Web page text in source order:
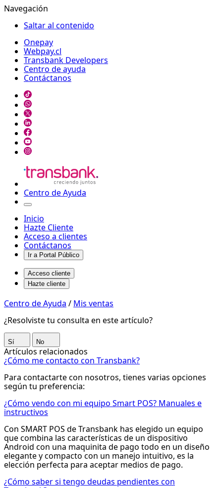
Navegación
Saltar al contenido
Onepay
Webpay.cl
Transbank Developers
Centro de ayuda
Contáctanos
Centro de Ayuda
Inicio
Hazte Cliente
Acceso a clientes
Contáctanos
Ir a Portal Público
Acceso cliente
Hazte cliente
¿Cómo
descargar
las
ventas
realizadas
con
Transbank?
-
Centro
de
ayuda
Centro de Ayuda / Mis ventas
¿Resolviste tu consulta en este artículo?
Sí No
Artículos relacionados
¿Cómo me contacto con Transbank?
Para contactarte con nosotros, tienes varias opciones
según tu preferencia:
¿Cómo vendo con mi equipo Smart POS? Manuales e
instructivos
Con SMART POS de Transbank has elegido un equipo
que combina las características de un dispositivo
Android con una maquinita de pago todo en un diseño
elegante y compacto con un manejo intuitivo, es la
elección perfecta para aceptar medios de pago.
¿Cómo saber si tengo deudas pendientes con